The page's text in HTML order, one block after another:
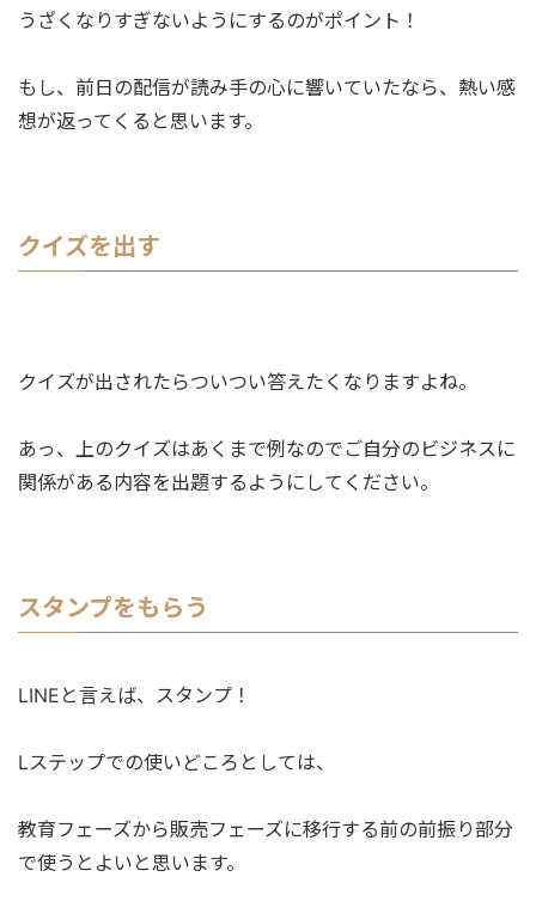
うざくなりすぎないようにするのがポイント！
もし、前日の配信が読み手の心に響いていたなら、熱い感
想が返ってくると思います。
クイズを出す
クイズが出されたらついつい答えたくなりますよね。
あっ、上のクイズはあくまで例なのでご自分のビジネスに
関係がある内容を出題するようにしてください。
スタンプをもらう
LINEと言えば、スタンプ！
Lステップでの使いどころとしては、
教育フェーズから販売フェーズに移行する前の前振り部分
で使うとよいと思います。